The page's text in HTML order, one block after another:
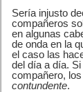
Sería injusto
compañeros
en algunas
de onda en la
el caso las
del día a día.
compañero,
contundente.